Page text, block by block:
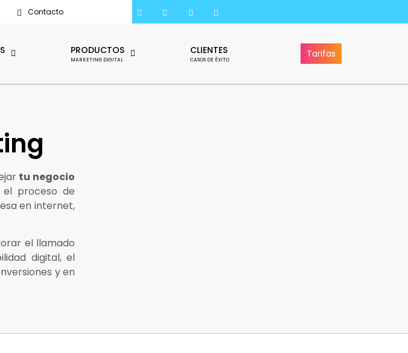
Contacto
PRODUCTOS
MARKETING DIGITAL
CLIENTES
CASOS DE ÉXITO Tarifas
tu negocio
proceso de
en internet,
el llamado
digital, el
y en